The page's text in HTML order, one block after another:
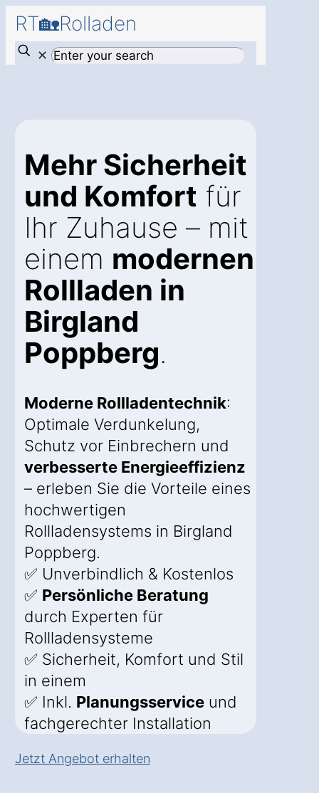
RT🏡Rolladen
✕
Mehr Sicherheit
und Komfort für
Ihr Zuhause – mit
einem modernen
Rollladen in
Birgland
Poppberg.
Moderne Rollladentechnik:
Optimale Verdunkelung,
Schutz vor Einbrechern und
verbesserte Energieeffizienz
– erleben Sie die Vorteile eines
hochwertigen
Rollladensystems in Birgland
Poppberg.
✅ Unverbindlich & Kostenlos
✅ Persönliche Beratung
durch Experten für
Rollladensysteme
✅ Sicherheit, Komfort und Stil
in einem
✅ Inkl. Planungsservice und
fachgerechter Installation
Jetzt Angebot erhalten